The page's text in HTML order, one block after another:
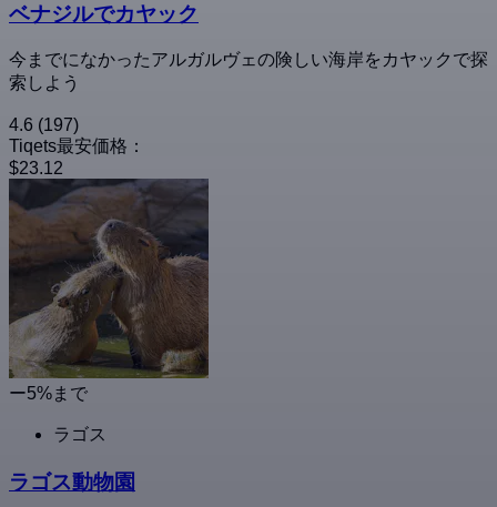
ベナジルでカヤック
今までになかったアルガルヴェの険しい海岸をカヤックで探
索しよう
4.6 (197)
Tiqets最安価格：
$23.12
ー5%まで
ラゴス
ラゴス動物園